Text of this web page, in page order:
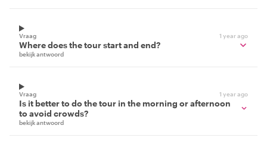
Vraag 1 year ago
Where does the tour start and end?
bekijk antwoord
Vraag 1 year ago
Is it better to do the tour in the morning or afternoon
to avoid crowds?
bekijk antwoord